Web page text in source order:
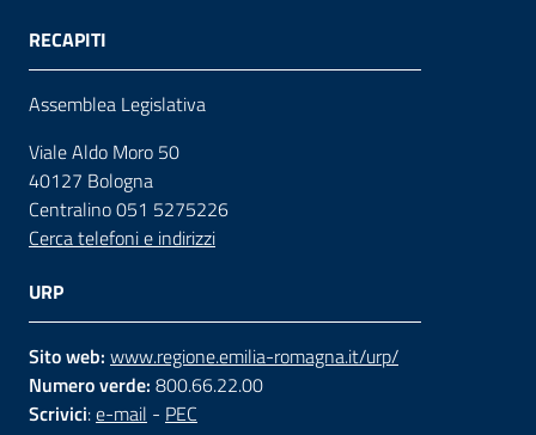
RECAPITI
Assemblea Legislativa
Viale Aldo Moro 50
40127 Bologna
Centralino 051 5275226
Cerca telefoni e indirizzi
URP
Sito web: www.regione.emilia-romagna.it/urp/
Numero verde: 800.66.22.00
Scrivici:e-mail - PEC